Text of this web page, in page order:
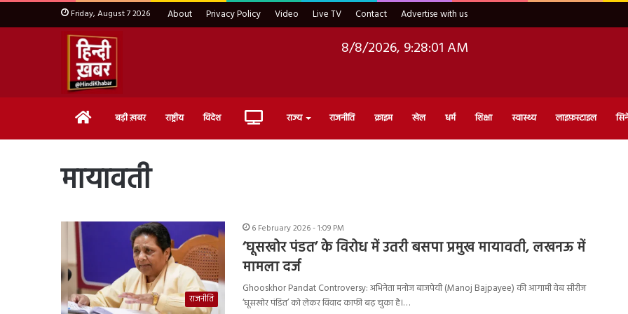
Friday, August 7 2026 About Privacy Policy Video Live TV Contact Advertise with us
8/8/2026, 9:28:02 AM
Home बड़ी ख़बर राष्ट्रीय विदेश Live राज्य राजनीति क्राइम खेल धर्म शिक्षा स्वास्थ्य लाइफ़स्टाइल
मायावती
राजनीति
6 February 2026 - 1:09 PM
‘घूसखोर पंडत’ के विरोध में उतरी बसपा प्रमुख मायावती, लखनऊ में
मामला दर्ज
Ghooskhor Pandat Controversy: अभिनेता मनोज बाजपेयी (Manoj Bajpayee) की आगामी वेब सीरीज
‘घूसखोर पंडित’ को लेकर विवाद काफी बढ़ चुका है।…